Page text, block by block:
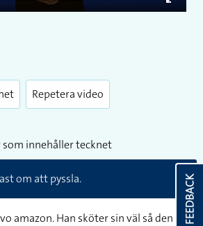
Enter
Repetera video
innehåller tecknet
om att pyssla.
amazon. Han sköter sin väl så den är FEEDBACK